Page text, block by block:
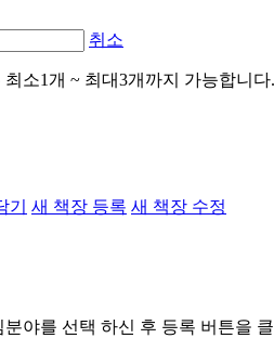
취소
소1개 ~ 최대3개까지 가능합니다.
기 새 책장 등록 새 책장 수정
야를 선택 하신 후 등록 버튼을